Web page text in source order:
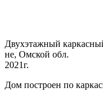
Двухэтажный
не, Омской обл.
2021г.
Дом построен по